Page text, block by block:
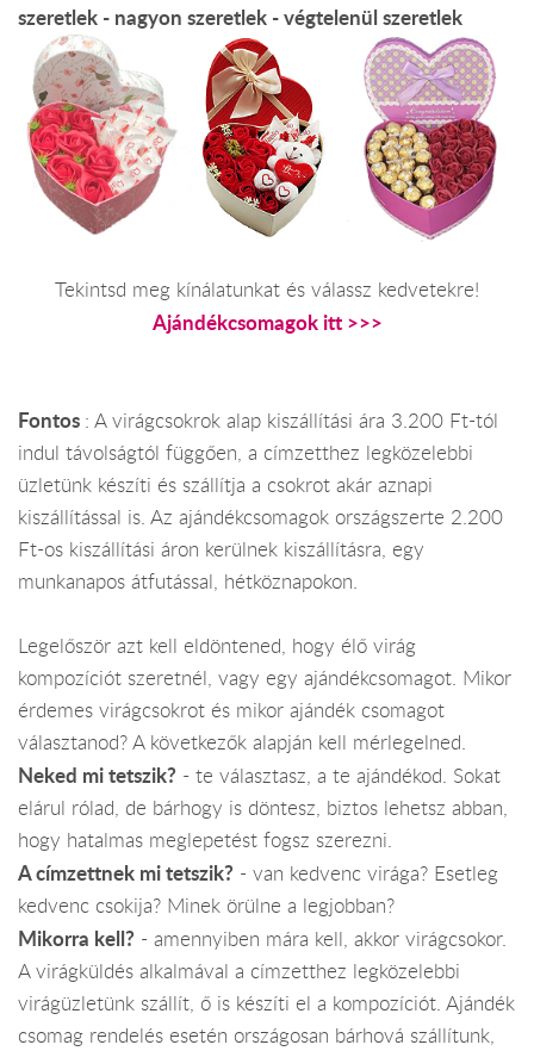
szeretlek - nagyon szeretlek - végtelenül szeretlek
Tekintsd meg kínálatunkat és válassz kedvetekre!
Ajándékcsomagok itt >>>
Fontos : A virágcsokrok alap kiszállítási ára 3.200 Ft-tól
indul távolságtól függően, a címzetthez legközelebbi
üzletünk készíti és szállítja a csokrot akár aznapi
kiszállítással is. Az ajándékcsomagok országszerte 2.200
Ft-os kiszállítási áron kerülnek kiszállításra, egy
munkanapos átfutással, hétköznapokon.
Legelőször azt kell eldöntened, hogy élő virág
kompozíciót szeretnél, vagy egy ajándékcsomagot. Mikor
érdemes virágcsokrot és mikor ajándék csomagot
választanod? A következők alapján kell mérlegelned.
Neked mi tetszik? - te választasz, a te ajándékod. Sokat
elárul rólad, de bárhogy is döntesz, biztos lehetsz abban,
hogy hatalmas meglepetést fogsz szerezni.
A címzettnek mi tetszik? - van kedvenc virága? Esetleg
kedvenc csokija? Minek örülne a legjobban?
Mikorra kell? - amennyiben mára kell, akkor virágcsokor.
A virágküldés alkalmával a címzetthez legközelebbi
virágüzletünk szállít, ő is készíti el a kompozíciót. Ajándék
csomag rendelés esetén országosan bárhová szállítunk,